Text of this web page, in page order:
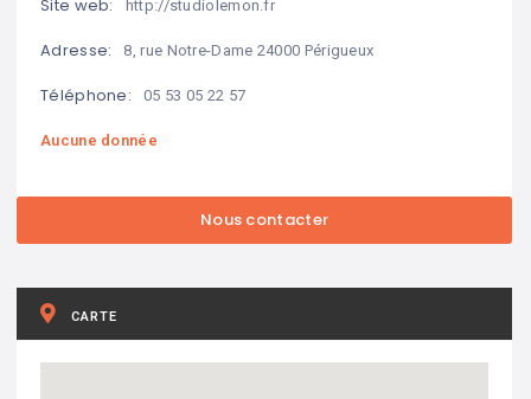
Site web: http://studiolemon.fr
Adresse: 8, rue Notre-Dame 24000 Périgueux
Téléphone: 05 53 05 22 57
Aucune donnée
CARTE